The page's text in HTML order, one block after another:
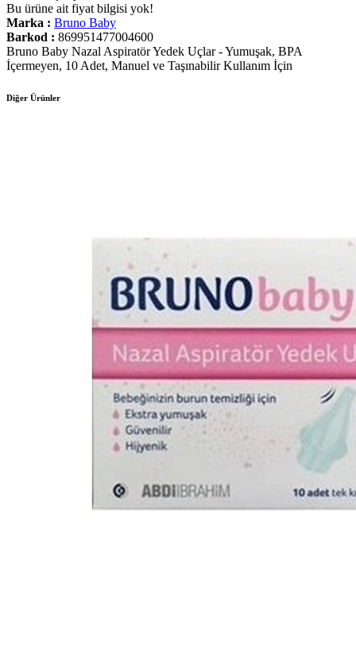
Bu ürüne ait fiyat bilgisi yok!
Marka : Bruno Baby
Barkod : 869951477004600
Bruno Baby Nazal Aspiratör Yedek Uçlar - Yumuşak, BPA
İçermeyen, 10 Adet, Manuel ve Taşınabilir Kullanım İçin
Diğer Ürünler